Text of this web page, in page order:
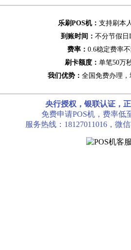
乐刷POS机： 支持刷本
到账时间： 不分节假日
费率： 0.6稳定费率不
刷卡额度： 单笔50万
我们优势： 全国免费办理，
央行授权，银联认证，
免费申请POS机，费率低
服务热线：18127011016，微